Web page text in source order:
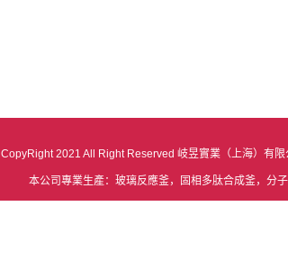
CopyRight 2021 All Right Reserved 岐昱實業（上海）有限
本公司專業生產：玻璃反應釜，固相多肽合成釜，分